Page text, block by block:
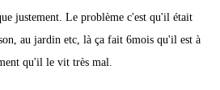
justement. Le problème c'est qu'il était
au jardin etc, là ça fait 6mois qu'il est à
qu'il le vit très mal.